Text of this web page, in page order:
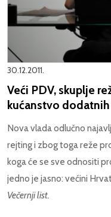
30.12.2011.
Veći PDV, skuplje
kućanstvo
Nova vlada odlučno
rejting i zbog toga reže
koga će se sve odnositi
jedno je jasno: većini
Večernji list.